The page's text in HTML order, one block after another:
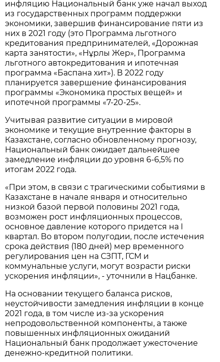
инфляцию Национальный банк уже начал выход
из государственных программ поддержки
экономики, завершив финансирование пяти из
них в 2021 году (это Программа льготного
кредитования предпринимателей, «Дорожная
карта занятости», «Нұрлы Жер», Программа
льготного автокредитования и ипотечная
программа «Баспана хит»). В 2022 году
планируется завершение финансирования
программы «Экономика простых вещей» и
ипотечной программы «7-20-25».
Учитывая развитие ситуации в мировой
экономике и текущие внутренние факторы в
Казахстане, согласно обновленному прогнозу,
Национальный банк ожидает дальнейшее
замедление инфляции до уровня 6-6,5% по
итогам 2022 года.
«При этом, в связи с трагическими событиями в
Казахстане в начале января и относительно
низкой базой первой половины 2021 года,
возможен рост инфляционных процессов,
основное давление которого придется на I
квартал. Во втором полугодии, после истечения
срока действия (180 дней) мер временного
регулирования цен на СЗПТ, ГСМ и
коммунальные услуги, могут возрасти риски
ускорения инфляции», - уточнили в Нацбанке.
На основании текущего баланса рисков,
неустойчивости замедления инфляции в конце
2021 года, в том числе из-за ускорения
непродовольственной компоненты, а также
повышенных инфляционных ожиданий
Национальный банк продолжает ужесточение
денежно-кредитной политики.